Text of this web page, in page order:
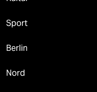
Sport
Berlin
Nord